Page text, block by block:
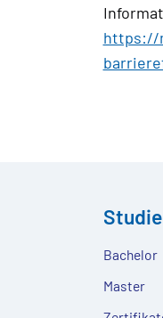
https://
Bachelor
Master